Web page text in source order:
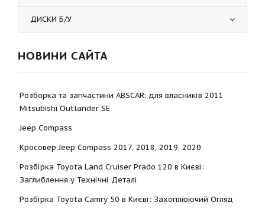
ДИСКИ Б/У
НОВИНИ САЙТА
Розборка та запчастини ABSCAR: для власників 2011
Mitsubishi Outlander SE
Jeep Compass
Кросовер Jeep Compass 2017, 2018, 2019, 2020
Розбірка Toyota Land Cruiser Prado 120 в Києві:
Заглиблення у Технічні Деталі
Розбірка Toyota Camry 50 в Києві: Захоплюючий Огляд